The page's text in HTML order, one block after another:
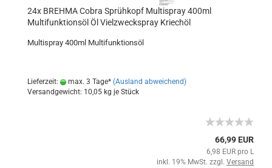
24x BREHMA Cobra Sprühkopf Multispray 400ml
Multifunktionsöl Öl Vielzweckspray Kriechöl
Multispray 400ml Multifunktionsöl
Lieferzeit: max. 3 Tage* (Ausland abweichend)
Versandgewicht: 10,05 kg je Stück
66,99 EUR
6,98 EUR pro L
inkl. 19% MwSt. zzgl. Versand